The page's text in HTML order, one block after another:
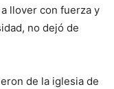
llover con fuerza y
no dejó de
de la iglesia de